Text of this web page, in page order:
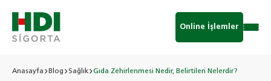
Online İşlemler
Anasayfa Blog Sağlık Gıda Zehirlenmesi Nedir, Belirtileri Nelerdir?